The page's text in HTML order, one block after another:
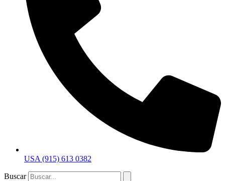
USA (915) 613 0382
Buscar